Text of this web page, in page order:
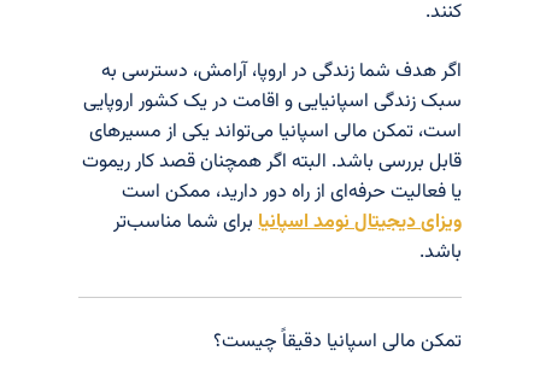
اگر هدف شما زندگی در اروپا، آرامش، دسترسی به
سبک زندگی اسپانیایی و اقامت در یک کشور اروپایی
است، تمکن مالی اسپانیا می‌تواند یکی از مسیرهای
قابل بررسی باشد. البته اگر همچنان قصد کار ریموت
یا فعالیت حرفه‌ای از راه دور دارید، ممکن است
ویزای دیجیتال نومد اسپانیابرای شما مناسب‌تر
باشد.
تمکن مالی اسپانیا دقیقاً چیست؟